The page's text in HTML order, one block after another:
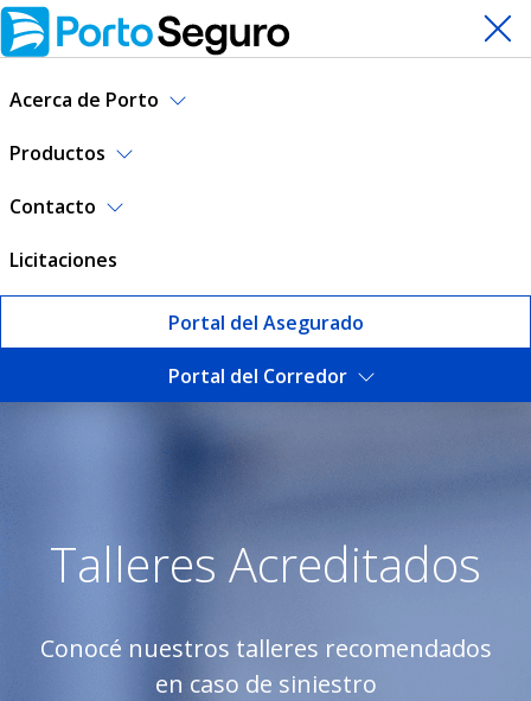
Acerca de Porto
Productos
Contacto
Licitaciones
Portal del Asegurado
Portal del Corredor
Talleres Acreditados | Porto
Talleres Acreditados
Conocé nuestros talleres recomendados
en caso de siniestro